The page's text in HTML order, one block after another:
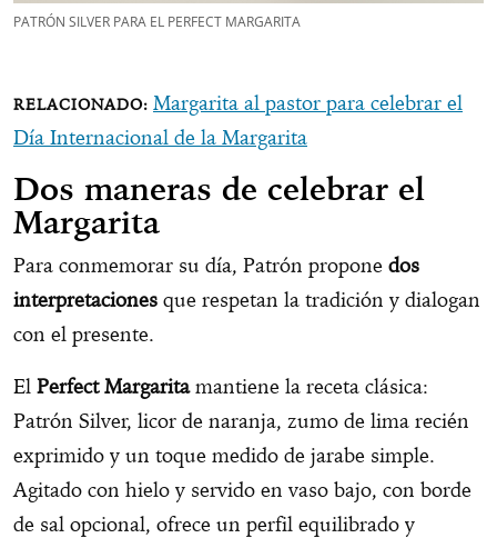
PATRÓN SILVER PARA EL PERFECT MARGARITA
Margarita al pastor para celebrar el
Día Internacional de la Margarita
Dos maneras de celebrar el
Margarita
Para conmemorar su día, Patrón propone dos
interpretaciones que respetan la tradición y dialogan
con el presente.
El Perfect Margaritamantiene la receta clásica:
Patrón Silver, licor de naranja, zumo de lima recién
exprimido y un toque medido de jarabe simple.
Agitado con hielo y servido en vaso bajo, con borde
de sal opcional, ofrece un perfil equilibrado y